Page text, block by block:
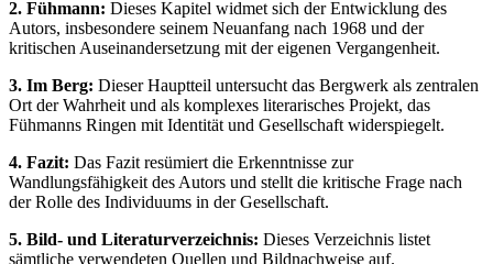
2. Fühmann: Dieses Kapitel widmet sich der Entwicklung des
Autors, insbesondere seinem Neuanfang nach 1968 und der
kritischen Auseinandersetzung mit der eigenen Vergangenheit.
3. Im Berg: Dieser Hauptteil untersucht das Bergwerk als zentralen
Ort der Wahrheit und als komplexes literarisches Projekt, das
Fühmanns Ringen mit Identität und Gesellschaft widerspiegelt.
4. Fazit: Das Fazit resümiert die Erkenntnisse zur
Wandlungsfähigkeit des Autors und stellt die kritische Frage nach
der Rolle des Individuums in der Gesellschaft.
5. Bild- und Literaturverzeichnis: Dieses Verzeichnis listet
sämtliche verwendeten Quellen und Bildnachweise auf.